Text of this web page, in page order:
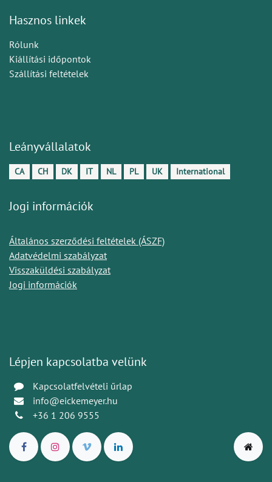
Hasznos linkek
Rólunk
Kiállítási időpontok
Szállítási feltételek
Leányvállalatok
CA CH DK IT NL PL UK International
Jogi információk
Általános szerződési feltételek (ÁSZF)
Adatvédelmi szabályzat
Visszaküldési szabályzat
Jogi információk
Lépjen kapcsolatba velünk
Kapcsolatfelvételi űrlap
info@eickemeyer.hu
+36 1 206 9555